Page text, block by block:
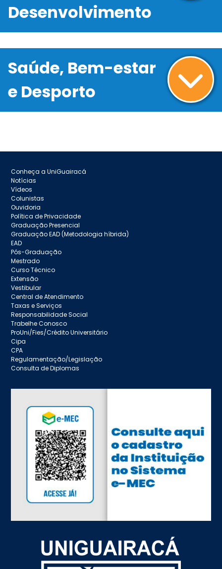
Desenvolvimento
Saúde, Bem-estar
e Desporto
Conheça a UniGuairacá
Notícias
Vídeos
Colunistas
Ouvidoria
Política de Privacidade
Graduação Presencial
Graduação EAD (Metodologia híbrida)
EAD
Pós-Graduação
Mestrado
Curso Técnico
Extensão
Vestibular
Central de Atendimento
Taxas e Serviços
Responsabilidade Social
Trabelhe Conosco
ProUni/Fies/Crédito Universitário
Cipa
CPA
Regulamentação/Legislação
Consulta de Diplomas